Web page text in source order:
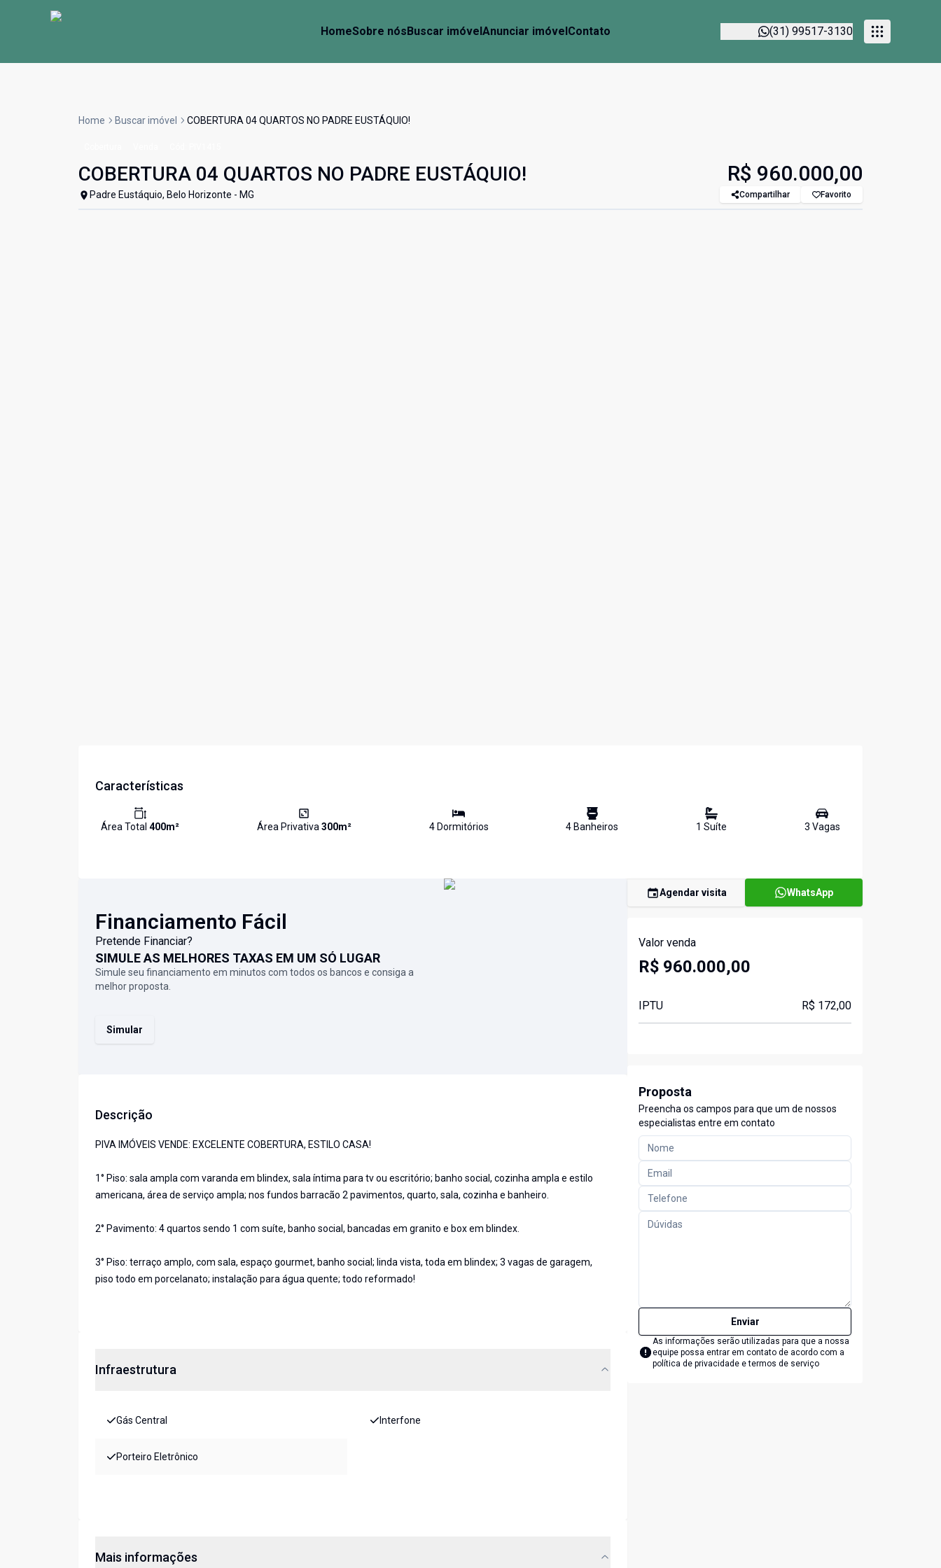
HomeSobre nósBuscar imóvelAnunciar imóvelContato (31) 99517-3130
Home Buscar imóvel COBERTURA 04 QUARTOS NO PADRE EUSTÁQUIO!
COBERTURA 04 QUARTOS NO PADRE EUSTÁQUIO!
Padre Eustáquio, Belo Horizonte - MG
R$ 960.000,00
Compartilhar Favorito
Características
Área Total 400m² Área Privativa300m² 4Dormitórios 4 Banheiros 1 Suíte 3 Vagas
Financiamento Fácil
Pretende Financiar?
SIMULE AS MELHORES TAXAS EM UM SÓ LUGAR
Simule seu financiamento em minutos com todos os bancos e consiga a
melhor proposta.
Simular
Descrição
PIVA IMÓVEIS VENDE: EXCELENTE COBERTURA, ESTILO CASA!
1° Piso: sala ampla com varanda em blindex, sala íntima para tv ou escritório; banho social, cozinha ampla e estilo
americana, área de serviço ampla; nos fundos barracão 2 pavimentos, quarto, sala, cozinha e banheiro.
2° Pavimento: 4 quartos sendo 1 com suíte, banho social, bancadas em granito e box em blindex.
3° Piso: terraço amplo, com sala, espaço gourmet, banho social; linda vista, toda em blindex; 3 vagas de garagem,
piso todo em porcelanato; instalação para água quente; todo reformado!
Infraestrutura
Gás Central Interfone
Porteiro Eletrônico
Mais informações
Agendar visita WhatsApp
Valor venda
R$ 960.000,00
IPTU R$ 172,00
Proposta
Preencha os campos para que um de nossos
especialistas entre em contato
Enviar
As informações serão utilizadas para que a nossa
equipe possa entrar em contato de acordo com a
política de privacidade e termos de serviço